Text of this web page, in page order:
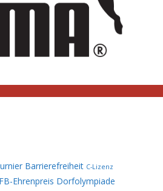
Barrierefreiheit C-Lizenz
Ehrenpreis Dorfolympiade